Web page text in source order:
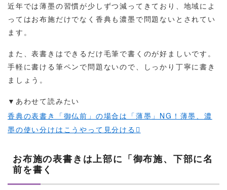
近年では薄墨の習慣が少しずつ減ってきており、地域によ
ってはお布施だけでなく香典も濃墨で問題ないとされてい
ます。
また、表書きはできるだけ毛筆で書くのが好ましいです。
手軽に書ける筆ペンで問題ないので、しっかり丁寧に書き
ましょう。
▼あわせて読みたい
香典の表書き「御仏前」の場合は「薄墨」NG！薄墨、濃
墨の使い分けはこうやって見分ける
お布施の表書きは上部に「御布施、下部に名
前を書く